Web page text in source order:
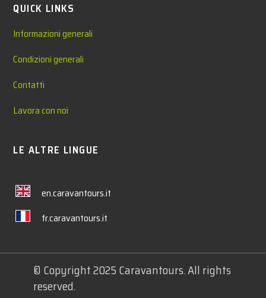
QUICK LINKS
Informazioni generali
Condizioni generali
Contatti
Lavora con noi
LE ALTRE LINGUE
en.caravantours.it
fr.caravantours.it
© Copyright 2025 Caravantours. All rights
reserved.